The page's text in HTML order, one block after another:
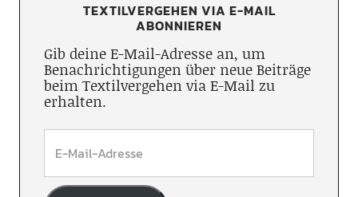
TEXTILVERGEHEN VIA E-MAIL
ABONNIEREN
Gib deine E-Mail-Adresse an, um
Benachrichtigungen über neue Beiträge
beim Textilvergehen via E-Mail zu
erhalten.